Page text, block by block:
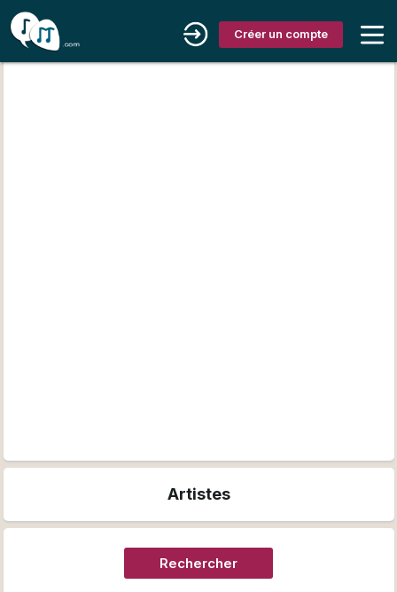
Créer un compte
Artistes
Rechercher